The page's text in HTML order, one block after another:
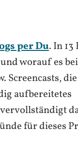
per Du. In
worauf es
Screencasts,
aufbereitetes
für dieses